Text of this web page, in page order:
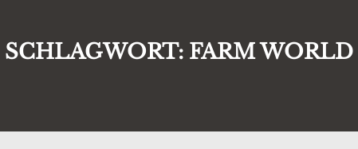
SCHLAGWORT: FARM WORLD